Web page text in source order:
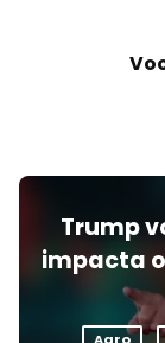
Trump
impacta